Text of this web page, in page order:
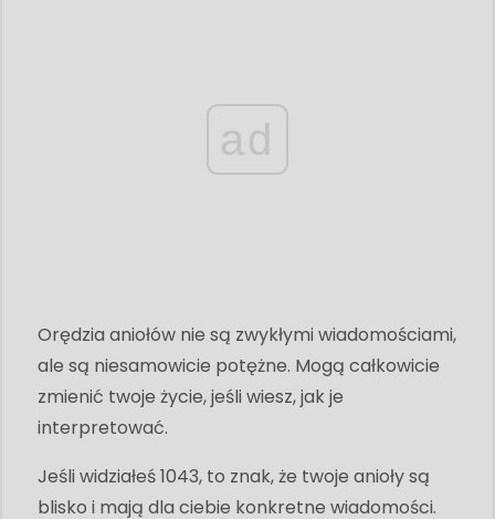
ad
Orędzia aniołów nie są zwykłymi wiadomościami,
ale są niesamowicie potężne. Mogą całkowicie
zmienić twoje życie, jeśli wiesz, jak je
interpretować.
Jeśli widziałeś 1043, to znak, że twoje anioły są
blisko i mają dla ciebie konkretne wiadomości.